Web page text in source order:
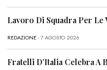
Lavoro Di Squadra Per Le
REDAZIONE- 7 AGOSTO 2026
Fratelli D’Italia Celebra A